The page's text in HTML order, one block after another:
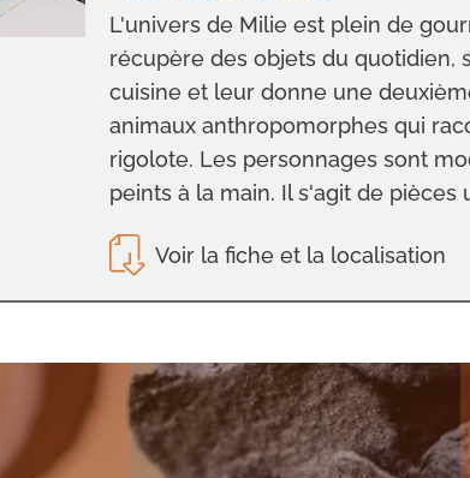
L'univers de Milie est plein de
récupère des objets du quotidien,
cuisine et leur donne une
animaux anthropomorphes qui
rigolote. Les personnages sont
peints à la main. Il s'agit de pièces
Voir la fiche et la localisation